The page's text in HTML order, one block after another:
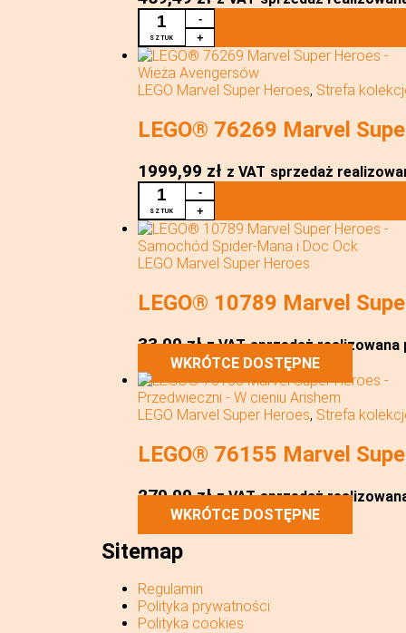
ILOŚĆ
LEGO®
MINIFIGURES
71050
KOMPLET
36
FIGURKI
SPIDER
VERSE
SZTUK
-
+
LEGO Marvel Super Heroes, Strefa
LEGO® 76269 Marvel
1999,99 zł z VAT sprzedaż
ILOŚĆ
LEGO®
76269
MARVEL
SUPER
HEROES
WIEŻA
SZTUK
-
+
LEGO Marvel Super Heroes
LEGO® 10789 Marvel
33,00zł z VAT sprzedaż realizowana
WKRÓTCE DOSTĘPNE
LEGO Marvel Super Heroes, Strefa
LEGO® 76155 Marvel
279,99zł z VAT sprzedaż
WKRÓTCE DOSTĘPNE
Sitemap
Regulamin
Polityka prywatności
Polityka cookies